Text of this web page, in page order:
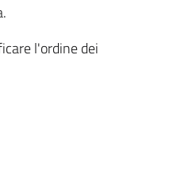
l'ordine dei